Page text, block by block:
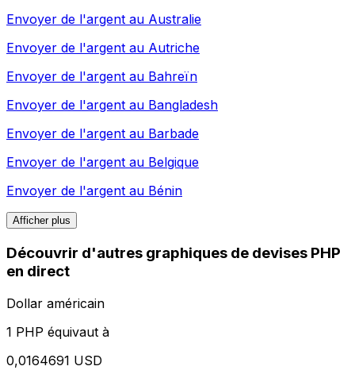
Envoyer de l'argent au Australie
Envoyer de l'argent au Autriche
Envoyer de l'argent au Bahreïn
Envoyer de l'argent au Bangladesh
Envoyer de l'argent au Barbade
Envoyer de l'argent au Belgique
Envoyer de l'argent au Bénin
Afficher plus
Découvrir d'autres graphiques de devises PHP
en direct
Dollar américain
1 PHP équivaut à
0,0164691 USD